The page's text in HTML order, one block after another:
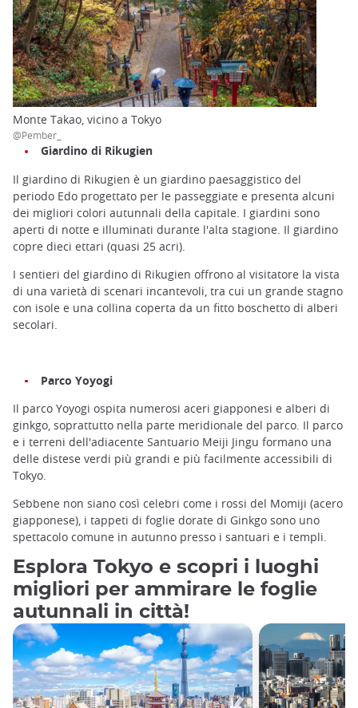
Monte Takao, vicino a Tokyo
@Pember_
Giardino di Rikugien
Il giardino di Rikugien è un giardino paesaggistico del
periodo Edo progettato per le passeggiate e presenta alcuni
dei migliori colori autunnali della capitale. I giardini sono
aperti di notte e illuminati durante l'alta stagione. Il giardino
copre dieci ettari (quasi 25 acri).
I sentieri del giardino di Rikugien offrono al visitatore la vista
di una varietà di scenari incantevoli, tra cui un grande stagno
con isole e una collina coperta da un fitto boschetto di alberi
secolari.
Parco Yoyogi
Il parco Yoyogi ospita numerosi aceri giapponesi e alberi di
ginkgo, soprattutto nella parte meridionale del parco. Il parco
e i terreni dell'adiacente Santuario Meiji Jingu formano una
delle distese verdi più grandi e più facilmente accessibili di
Tokyo.
Sebbene non siano così celebri come i rossi del Momiji (acero
giapponese), i tappeti di foglie dorate di Ginkgo sono uno
spettacolo comune in autunno presso i santuari e i templi.
Esplora Tokyo e scopri i luoghi
migliori per ammirare le foglie
autunnali in città!